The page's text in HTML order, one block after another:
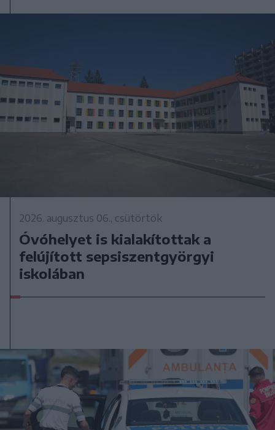
2026. augusztus 06., csütörtök
Óvóhelyet is kialakítottak a
felújított sepsiszentgyörgyi
iskolában